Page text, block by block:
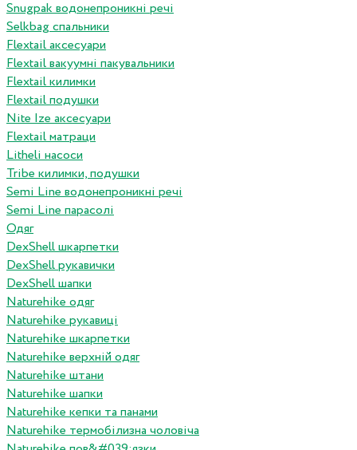
Snugpak водонепроникні речі
Selkbag спальники
Flextail аксесуари
Flextail вакуумні пакувальники
Flextail килимки
Flextail подушки
Nite Ize аксесуари
Flextail матраци
Litheli насоси
Tribe килимки, подушки
Semi Line водонепроникні речі
Semi Line парасолі
Одяг
DexShell шкарпетки
DexShell рукавички
DexShell шапки
Naturehike одяг
Naturehike рукавиці
Naturehike шкарпетки
Naturehike верхній одяг
Naturehike штани
Naturehike шапки
Naturehike кепки та панами
Naturehike термобілизна чоловіча